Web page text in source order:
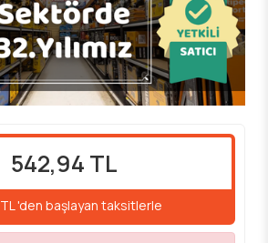
542,94 TL
'den başlayan taksitlerle